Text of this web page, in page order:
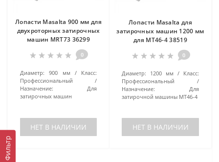
Фильтр
Лопасти Masalta 900 мм для
двухроторных затирочных
машин MRT73 36299
0
Диаметр: 900 мм
Класс:
Профессиональный
Назначение:
Для
затирочных машин
НЕТ В НАЛИЧИИ
Лопасти Masalta для
затирочных машин 1200 мм
для MT46-4 38519
0
Диаметр: 1200 мм
Класс:
Профессиональный
Назначение:
Для
затирочной машины MT46-4
НЕТ В НАЛИЧИИ